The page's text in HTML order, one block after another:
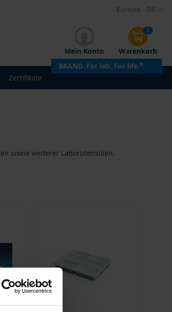
Mein Konto
0
Warenkorb
BRAND. For lab. For life.®
Zertifikate
sowie weiterer Laborutensilien.